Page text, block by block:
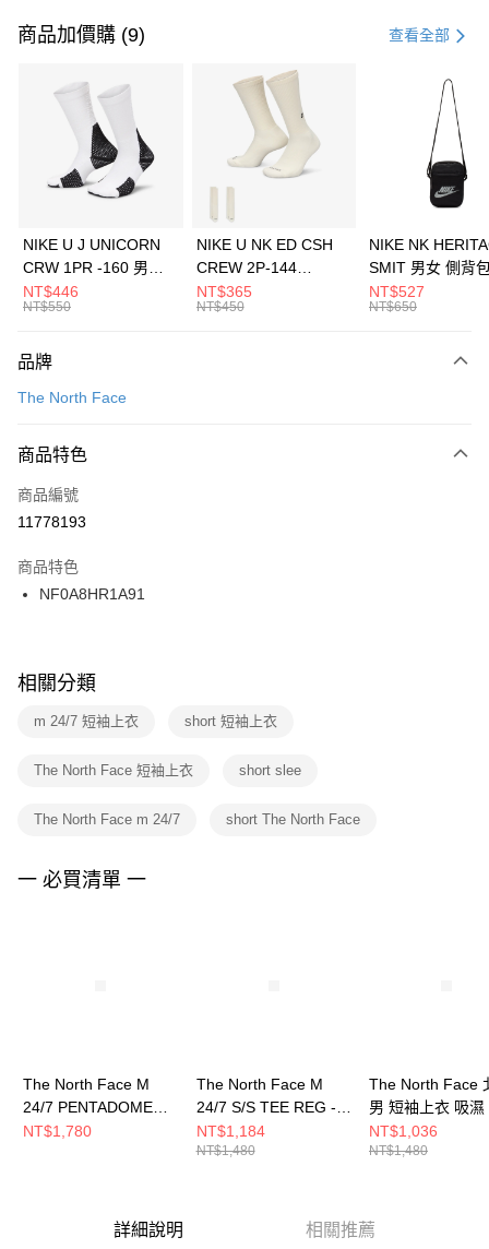
信用卡一次付款
3 期 0 利率 每期 21家銀行
合作金庫商業銀行
第一商業銀行
華南商業銀行
彰化商業銀行
上海商業儲蓄銀行
元大商業銀行
台灣樂天信用卡公司
Apple Pay
全盈+PAY
AFTEE先享後付
【關於「AFTEE先享後付」】
便利好安心！
３．安心：先確認商品／服務後，再付款。
【「AFTEE先享後付」結帳流程】
１．於結帳方式選擇「AFTEE先享後付」後，將跳轉至「AFTEE先享後付」
２．訂單成立數日內，您將收到繳費通知簡訊。
３．收到繳費通知簡訊後14天內，點擊此簡訊中的連結，可透過四大超商／
ATM／網路銀行／等多元方式進行付款，方視為交易完成。
※ 交易是否成功請以「AFTEE先享後付 」之結帳頁面顯示為準，若有關於
是否繳費成功／繳費後需取消欲退款等相關疑問，請聯繫「AFTEE先享後付
客戶支援中心」 https://netprotections.freshdesk.com/support/home
１．透過由恩沛科技股份有限公司提供之「AFTEE先享後付」服務完成之交
權轉讓予恩沛科技股份有限公司。
３．未成年的使用者請事先徵得法定代理人或監護人之同意方可使用
「AFTEE先享後付」，若未經同意申辦者引起之損失，本公司不負相關責
運送方式
每筆NT$100，滿NT$1,500(含以上)免運費
宅配
每筆NT$100，滿NT$1,500(含以上)免運費
付款後門市自取
每筆NT$100，滿NT$1,500(含以上)免運費
商品加價購 (9) 查看全部
NIKE U J UNICORN
CRW 1PR -160 男女
中統襪 FZ3393100
NT$446
NT$550
NIKE U NK ED CSH
CREW 2P-144
EMBRDY 男女 短統襪
FZ3073133
NT$365
NT$450
NIKE NK
SMIT 男女 側背
BA5871010
NT$527
NT$650
品牌
The North Face
商品特色
商品編號
11778193
商品特色
NF0A8HR1A91
相關分類
m 24/7 短袖上衣 short 短袖上衣
The North Face 短袖上衣 short slee
The North Face m 24/7 short The North Face
一 必買清單 一
The North Face M
24/7 PENTADOME
EMBOSSED REG
NT$1,780
The North Face M
24/7 S/S TEE REG -
AP 男 短袖上衣
NF0A8DG60UZ
NT$1,184
NT$1,480
The North Face
男 短袖上衣 吸濕
M 24/7 S/S TEE
- AP
NT$1,036
NT$1,480
詳細說明 相關推薦